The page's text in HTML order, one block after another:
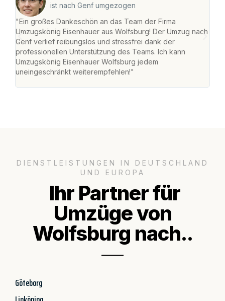
ist nach Genf umgezogen
"Ein großes Dankeschön an das Team der Firma
Umzugskönig Eisenhauer aus Wolfsburg! Der Umzug nach
Genf verlief reibungslos und stressfrei dank der
professionellen Unterstützung des Teams. Ich kann
Umzugskönig Eisenhauer Wolfsburg jedem
uneingeschränkt weiterempfehlen!"
DIENSTLEISTUNGEN IN DEUTSCHLAND
UND EUROPA
Ihr Partner für
Umzüge von
Wolfsburg nach..
Göteborg